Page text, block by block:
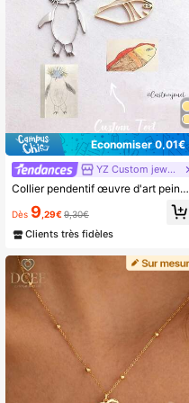
Économiser 0,01€
YZ Custom jewelry
Collier pendentif œuvre d'art peint à la main, bijou artistique, cadeau pour la fête des mères, pendentif disque rond peinture réelle, collier art graffiti
Dès 9 ,29€ 9,30€
Clients très fidèles